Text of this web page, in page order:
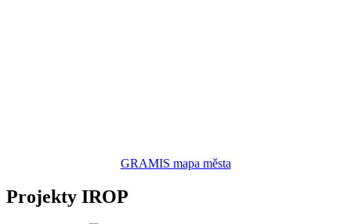
GRAMIS mapa města
Projekty IROP